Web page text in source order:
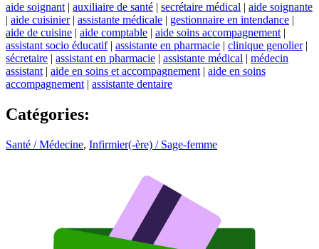
aide soignant | auxiliaire de santé | secrétaire médical | aide soignante
| aide cuisinier| assistante médicale | gestionnaire en intendance |
aide de cuisine | aide comptable | aide soins accompagnement |
assistant socio éducatif| assistante en pharmacie | clinique genolier|
sécretaire | assistant en pharmacie | assistante médical | médecin
assistant | aide en soins et accompagnement | aide en soins
accompagnement | assistante dentaire
Catégories:
Santé / Médecine, Infirmier(-ère) / Sage-femme